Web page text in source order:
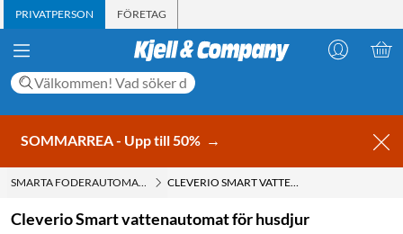
PRIVATPERSON FÖRETAG
SOMMARREA - Upp till 50% →
SMARTA FODERAUTOMATER CLEVERIO SMART VATTENAUTOMAT FÖR HUSDJUR
Cleverio Smart vattenautomat för husdjur